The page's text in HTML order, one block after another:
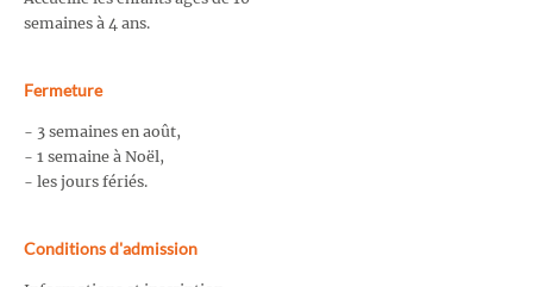
semaines à 4 ans.
Fermeture
- 3 semaines en août,
- 1 semaine à Noël,
- les jours fériés.
Conditions d'admission